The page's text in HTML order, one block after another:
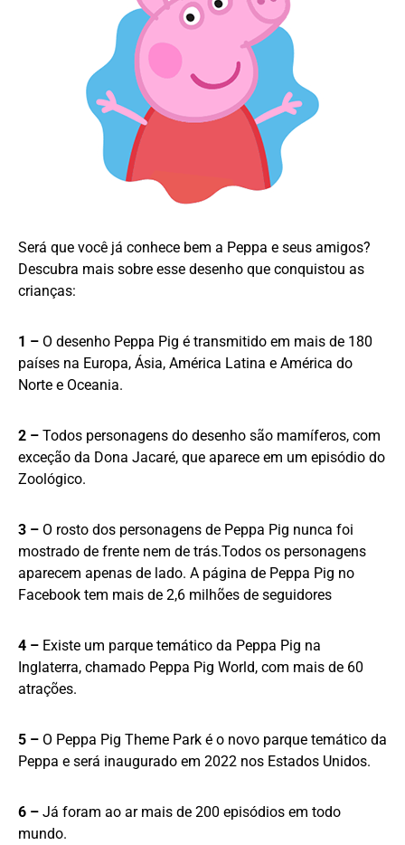
Será que você já conhece bem a Peppa e seus amigos?
Descubra mais sobre esse desenho que conquistou as
crianças:
1 – O desenho Peppa Pig é transmitido em mais de 180
países na Europa, Ásia, América Latina e América do
Norte e Oceania.
2 – Todos personagens do desenho são mamíferos, com
exceção da Dona Jacaré, que aparece em um episódio do
Zoológico.
3 – O rosto dos personagens de Peppa Pig nunca foi
mostrado de frente nem de trás.Todos os personagens
aparecem apenas de lado. A página de Peppa Pig no
Facebook tem mais de 2,6 milhões de seguidores
4 – Existe um parque temático da Peppa Pig na
Inglaterra, chamado Peppa Pig World, com mais de 60
atrações.
5 – O Peppa Pig Theme Park é o novo parque temático da
Peppa e será inaugurado em 2022 nos Estados Unidos.
6 – Já foram ao ar mais de 200 episódios em todo
mundo.